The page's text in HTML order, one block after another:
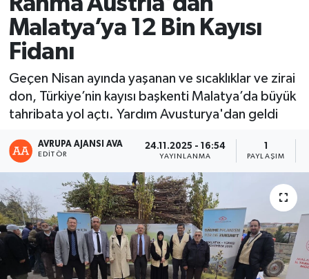
Malatya’ya 12 Bin Kayısı
Fidanı
Geçen Nisan ayında yaşanan ve sıcaklıklar ve zirai
don, Türkiye’nin kayısı başkenti Malatya’da büyük
tahribata yol açtı. Yardım Avusturya'dan geldi
AVRUPA AJANSI AVA
EDITÖR
24.11.2025 - 16:54
YAYINLANMA
1
PAYLAŞIM
Tüm Manşetler
Son Dakika Haberleri
Haber Arşivi